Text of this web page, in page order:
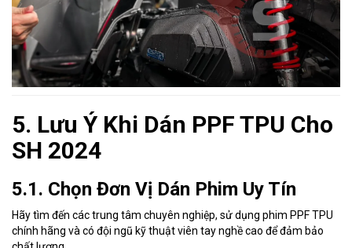
5. Lưu Ý Khi Dán PPF TPU Cho
SH 2024
5.1. Chọn Đơn Vị Dán Phim Uy Tín
Hãy tìm đến các trung tâm chuyên nghiệp, sử dụng phim PPF TPU
chính hãng và có đội ngũ kỹ thuật viên tay nghề cao để đảm bảo